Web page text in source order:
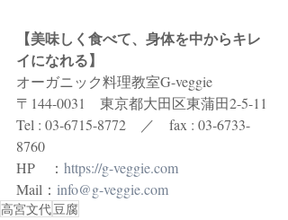
【美味しく食べて、身体を中からキレ
イになれる】
オーガニック料理教室G-veggie
〒144-0031　東京都大田区東蒲田2-5-11
Tel : 03-6715-8772　／　fax : 03-6733-
8760
HP　： https://g-veggie.com
Mail： info@g-veggie.com
高宮文代豆腐